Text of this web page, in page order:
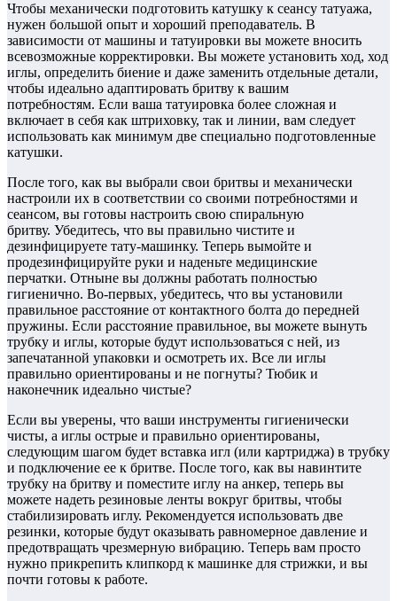
Чтобы механически подготовить катушку к сеансу татуажа,
нужен большой опыт и хороший преподаватель. В
зависимости от машины и татуировки вы можете вносить
всевозможные корректировки. Вы можете установить ход, ход
иглы, определить биение и даже заменить отдельные детали,
чтобы идеально адаптировать бритву к вашим
потребностям. Если ваша татуировка более сложная и
включает в себя как штриховку, так и линии, вам следует
использовать как минимум две специально подготовленные
катушки.
После того, как вы выбрали свои бритвы и механически
настроили их в соответствии со своими потребностями и
сеансом, вы готовы настроить свою спиральную
бритву. Убедитесь, что вы правильно чистите и
дезинфицируете тату-машинку. Теперь вымойте и
продезинфицируйте руки и наденьте медицинские
перчатки. Отныне вы должны работать полностью
гигиенично. Во-первых, убедитесь, что вы установили
правильное расстояние от контактного болта до передней
пружины. Если расстояние правильное, вы можете вынуть
трубку и иглы, которые будут использоваться с ней, из
запечатанной упаковки и осмотреть их. Все ли иглы
правильно ориентированы и не погнуты? Тюбик и
наконечник идеально чистые?
Если вы уверены, что ваши инструменты гигиенически
чисты, а иглы острые и правильно ориентированы,
следующим шагом будет вставка игл (или картриджа) в трубку
и подключение ее к бритве. После того, как вы навинтите
трубку на бритву и поместите иглу на анкер, теперь вы
можете надеть резиновые ленты вокруг бритвы, чтобы
стабилизировать иглу. Рекомендуется использовать две
резинки, которые будут оказывать равномерное давление и
предотвращать чрезмерную вибрацию. Теперь вам просто
нужно прикрепить клипкорд к машинке для стрижки, и вы
почти готовы к работе.